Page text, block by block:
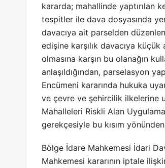
kararda; mahallinde yaptırılan
tespitler ile dava dosyasında
davacıya ait parselden
edişine karşılık davacıya
olmasına karşın bu olanağın
anlaşıldığından, parselasyon
Encümeni kararında hukuka
ve çevre ve şehircilik ilkelerine
Mahalleleri Riskli Alan Uygulama
gerekçesiyle bu kısım
Bölge İdare Mahkemesi İdari
Mahkemesi kararının iptale